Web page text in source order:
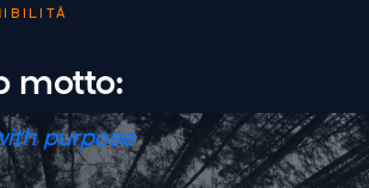
motto:
purpose